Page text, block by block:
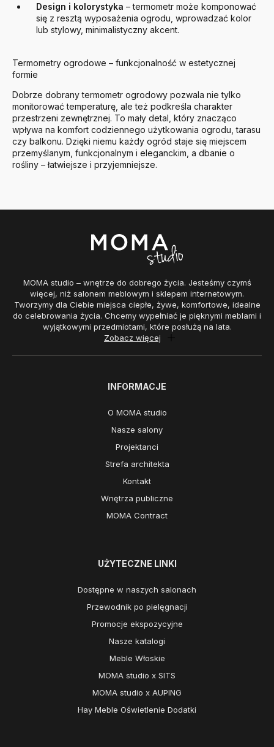
Design i kolorystyka – termometr może komponować
się z resztą wyposażenia ogrodu, wprowadzać kolor
lub stylowy, minimalistyczny akcent.
Termometry ogrodowe – funkcjonalność w estetycznej
formie
Dobrze dobrany termometr ogrodowy pozwala nie tylko
monitorować temperaturę, ale też podkreśla charakter
przestrzeni zewnętrznej. To mały detal, który znacząco
wpływa na komfort codziennego użytkowania ogrodu, tarasu
czy balkonu. Dzięki niemu każdy ogród staje się miejscem
przemyślanym, funkcjonalnym i eleganckim, a dbanie o
rośliny – łatwiejsze i przyjemniejsze.
MOMA studio – wnętrze do dobrego życia. Jesteśmy czymś
więcej, niż salonem meblowym i sklepem internetowym.
Tworzymy dla Ciebie miejsca ciepłe, żywe, komfortowe, idealne
do celebrowania życia. Chcemy wypełniać je pięknymi meblami i
wyjątkowymi przedmiotami, które posłużą na lata.
Zobacz więcej
INFORMACJE
O MOMA studio
Nasze salony
Projektanci
Strefa architekta
Kontakt
Wnętrza publiczne
MOMA Contract
UŻYTECZNE LINKI
Dostępne w naszych salonach
Przewodnik po pielęgnacji
Promocje ekspozycyjne
Nasze katalogi
Meble Włoskie
MOMA studio x SITS
MOMA studio x AUPING
Hay Meble Oświetlenie Dodatki